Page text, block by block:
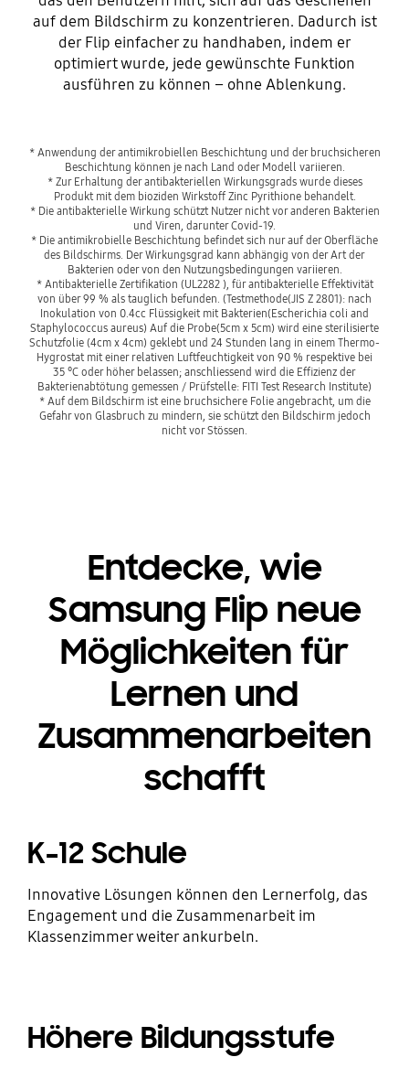
auf dem Bildschirm zu konzentrieren. Dadurch ist
der Flip einfacher zu handhaben, indem er
optimiert wurde, jede gewünschte Funktion
ausführen zu können – ohne Ablenkung.
* Anwendung der antimikrobiellen Beschichtung und der bruchsicheren
Beschichtung können je nach Land oder Modell variieren.
* Zur Erhaltung der antibakteriellen Wirkungsgrads wurde dieses
Produkt mit dem bioziden Wirkstoff Zinc Pyrithione behandelt.
* Die antibakterielle Wirkung schützt Nutzer nicht vor anderen Bakterien
und Viren, darunter Covid-19.
* Die antimikrobielle Beschichtung befindet sich nur auf der Oberfläche
des Bildschirms. Der Wirkungsgrad kann abhängig von der Art der
Bakterien oder von den Nutzungsbedingungen variieren.
* Antibakterielle Zertifikation (UL2282 ), für antibakterielle Effektivität
von über 99 % als tauglich befunden. (Testmethode(JIS Z 2801): nach
Inokulation von 0.4cc Flüssigkeit mit Bakterien(Escherichia coli and
Staphylococcus aureus) Auf die Probe(5cm x 5cm) wird eine sterilisierte
Schutzfolie (4cm x 4cm) geklebt und 24 Stunden lang in einem Thermo-
Hygrostat mit einer relativen Luftfeuchtigkeit von 90 % respektive bei
35 °C oder höher belassen; anschliessend wird die Effizienz der
Bakterienabtötung gemessen / Prüfstelle: FITI Test Research Institute)
* Auf dem Bildschirm ist eine bruchsichere Folie angebracht, um die
Gefahr von Glasbruch zu mindern, sie schützt den Bildschirm jedoch
nicht vor Stössen.
Entdecke, wie
Samsung Flip neue
Möglichkeiten für
Lernen und
Zusammenarbeiten
schafft
K-12 Schule
Innovative Lösungen können den Lernerfolg, das
Engagement und die Zusammenarbeit im
Klassenzimmer weiter ankurbeln.
Höhere Bildungsstufe